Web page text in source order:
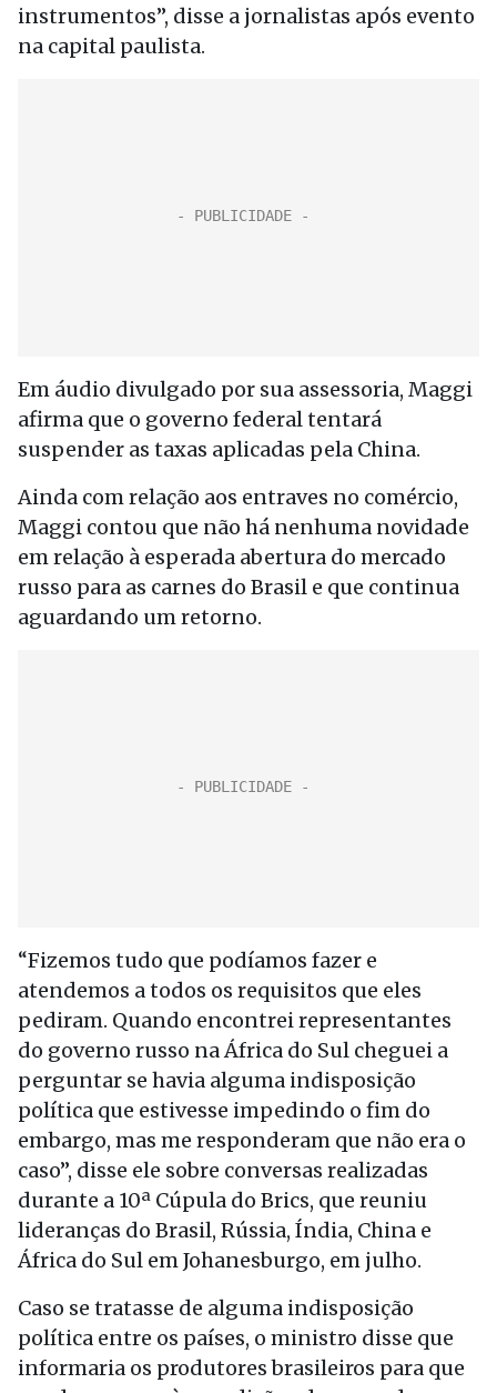
instrumentos”, disse a jornalistas após evento
na capital paulista.
Em áudio divulgado por sua assessoria, Maggi
afirma que o governo federal tentará
suspender as taxas aplicadas pela China.
Ainda com relação aos entraves no comércio,
Maggi contou que não há nenhuma novidade
em relação à esperada abertura do mercado
russo para as carnes do Brasil e que continua
aguardando um retorno.
“Fizemos tudo que podíamos fazer e
atendemos a todos os requisitos que eles
pediram. Quando encontrei representantes
do governo russo na África do Sul cheguei a
perguntar se havia alguma indisposição
política que estivesse impedindo o fim do
embargo, mas me responderam que não era o
caso”, disse ele sobre conversas realizadas
durante a 10ª Cúpula do Brics, que reuniu
lideranças do Brasil, Rússia, Índia, China e
África do Sul em Johanesburgo, em julho.
Caso se tratasse de alguma indisposição
política entre os países, o ministro disse que
informaria os produtores brasileiros para que